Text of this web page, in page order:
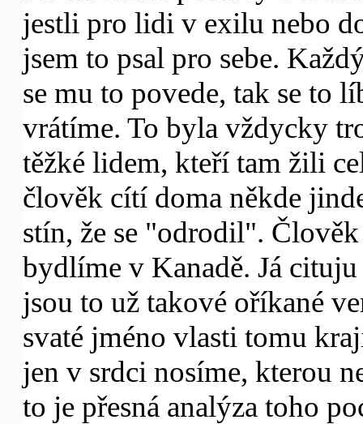
jestli pro lidi v exilu nebo
jsem to psal pro sebe.
se mu to povede, tak se to
vrátíme. To byla vždycky
těžké lidem, kteří tam žili
člověk cítí doma někde
stín, že se "odrodil".
bydlíme v Kanadě. Já
jsou to už takové oříkané
svaté jméno vlasti tomu
jen v srdci nosíme, kterou
to je přesná analýza toho